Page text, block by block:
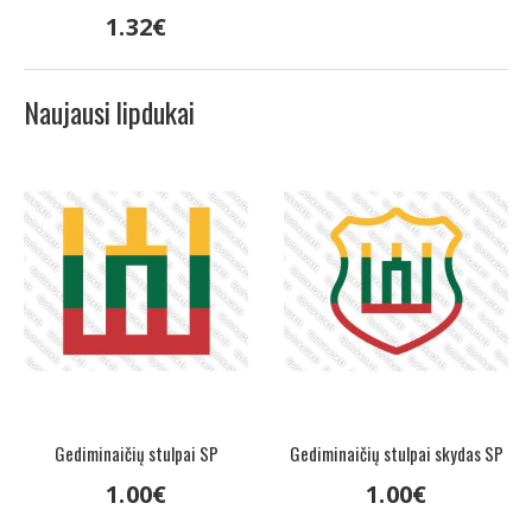
1.32€
Naujausi lipdukai
Gediminaičių stulpai SP
1.00€
Gediminaičių stulpai skydas SP
1.00€